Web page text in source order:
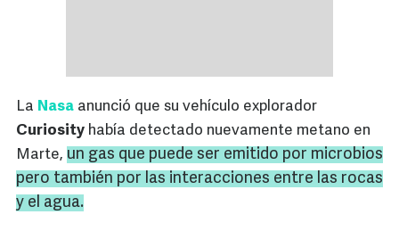
La Nasa anunció que su vehículo explorador
Curiosity había detectado nuevamente metano en
Marte, un gas que puede ser emitido por microbios
pero también por las interacciones entre las rocas
y el agua.